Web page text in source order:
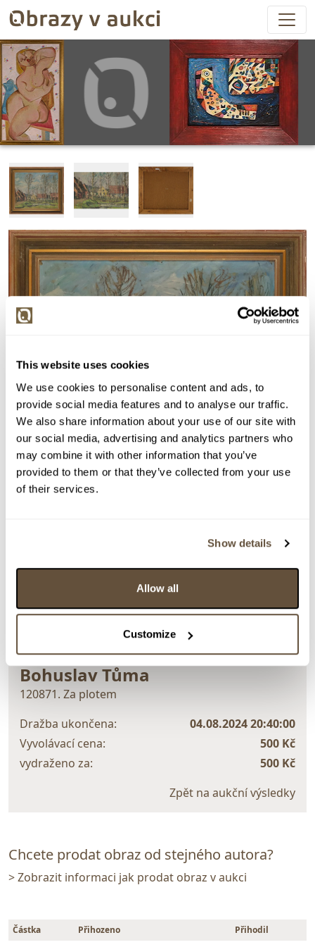
This website uses cookies
We use cookies to personalise content and ads, to
provide social media features and to analyse our traffic.
We also share information about your use of our site with
our social media, advertising and analytics partners who
may combine it with other information that you’ve
provided to them or that they’ve collected from your use
of their services.
Show details
Allow all
Customize> zpět na aukční výsledky
VYDRAŽENO
Bohuslav Tůma
120871. Za plotem
Dražba ukončena:
04.08.2024 20:40:00
Vyvolávací cena:
500 Kč
vydraženo za:
500 Kč
Zpět na aukční výsledky
Chcete prodat obraz od stejného autora?
> Zobrazit informaci jak prodat obraz v aukci
Částka Přihozeno
Přihodil